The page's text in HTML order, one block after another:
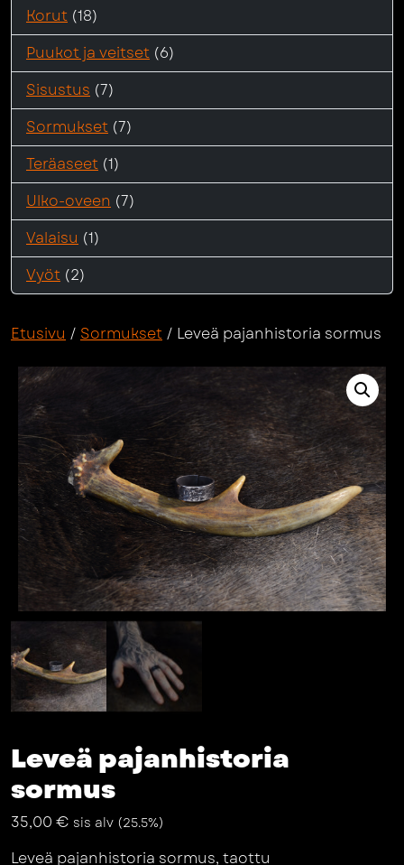
Korut (18)
Puukot ja veitset (6)
Sisustus (7)
Sormukset (7)
Teräaseet (1)
Ulko-oveen (7)
Valaisu (1)
Vyöt (2)
Etusivu / Sormukset / Leveä pajanhistoria sormus
Leveä pajanhistoria
sormus
35,00 € sis alv (25.5%)
Leveä pajanhistoria sormus, taottu